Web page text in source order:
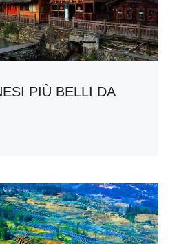
PIÙ BELLI DA